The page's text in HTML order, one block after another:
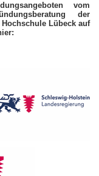
vom
der
Lübeck auf